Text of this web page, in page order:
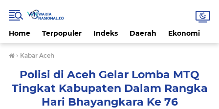
Home Terpopuler Indeks Daerah Ekonomi
› Kabar Aceh
Polisi di Aceh Gelar Lomba MTQ
Tingkat Kabupaten Dalam Rangka
Hari Bhayangkara Ke 76